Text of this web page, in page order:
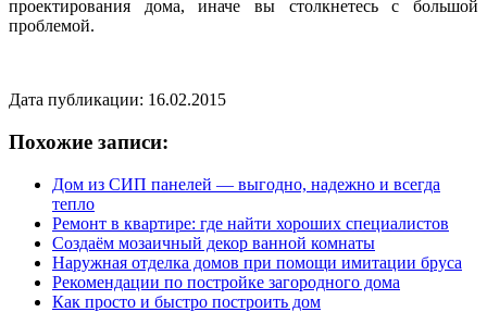
проектирования дома, иначе вы столкнетесь с большой
проблемой.
Дата публикации: 16.02.2015
Похожие записи:
Дом из СИП панелей — выгодно, надежно и всегда
тепло
Ремонт в квартире: где найти хороших специалистов
Создаём мозаичный декор ванной комнаты
Наружная отделка домов при помощи имитации бруса
Рекомендации по постройке загородного дома
Как просто и быстро построить дом